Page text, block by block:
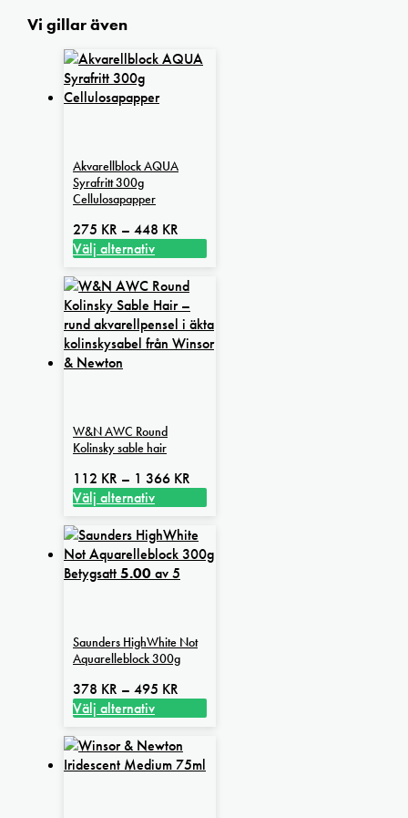
Vi gillar även
Akvarellblock AQUA
Syrafritt 300g
Cellulosapapper
275 KR – 448 KR
448 kr
Välj alternativ
här
produkten
har
flera
varianter.
kan
väljas
på
produktsidan
W&N AWC Round
Kolinsky sable hair
112 KR – 1 366 KR
1
366 kr
Välj alternativ
här
produkten
har
olika
alternativen
kan
väljas
produktsidan
Betygsatt5.00av 5
Saunders HighWhite Not
Aquarelleblock 300g
378 KR – 495 KR
495 kr
Välj alternativ
här
produkten